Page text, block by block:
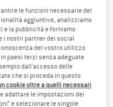
Italia. Informazioni sui
le funzioni necessarie del
aggiuntive, analizziamo
e la pubblicità e forniamo
i nostri partner dei social
del vostro utilizzo
paesi terzi senza adeguate
dall'accesso delle
che si proceda in questo
cookie oltre a quelli necessari
adattare le impostazioni dei
e selezionare le singole